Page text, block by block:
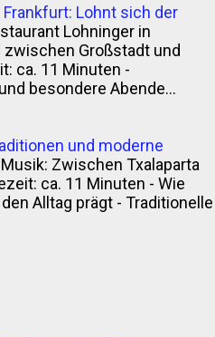
Lohnt sich der
Lohninger in
zwischen Großstadt und
ca. 11 Minuten -
besondere Abende...
und moderne
Zwischen Txalaparta
ca. 11 Minuten - Wie
Alltag prägt - Traditionelle